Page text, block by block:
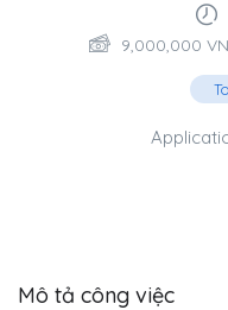
9,000,000
Mô tả công việc